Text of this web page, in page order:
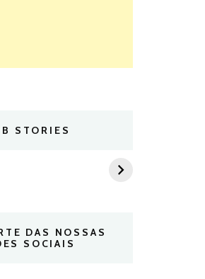
STORIES
DAS NOSSAS
SOCIAIS